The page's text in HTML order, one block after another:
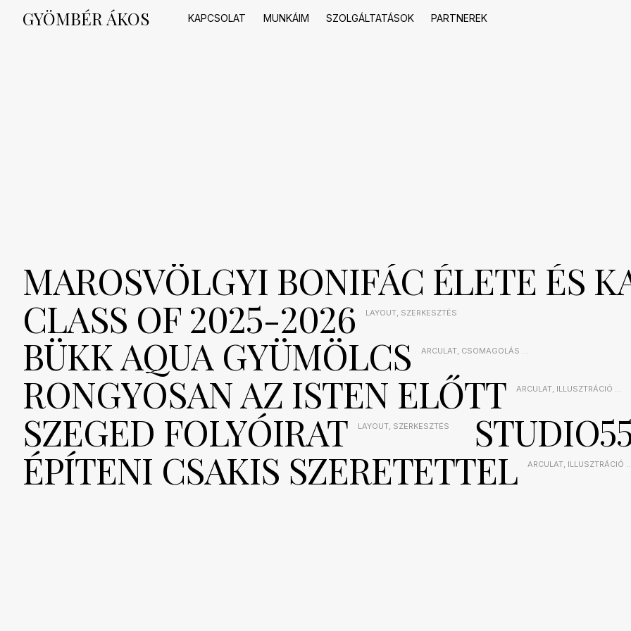
GYÖMBÉR ÁKOS KAPCSOLAT MUNKÁIM SZOLGÁLTATÁSOK PARTNEREK
MAROSVÖLGYI BONIFÁC ÉLETE ÉS
CLASS OF 2025-2026 LAYOUT, SZERKESZTÉS
BÜKK AQUA GYÜMÖLCS ARCULAT, CSOMAGOLÁS
RONGYOSAN AZ ISTEN ELŐTT ARCULAT ILLUSZTRÁCIÓ
SZEGED FOLYÓIRAT LAYOUT, SZERKESZTÉS
ÉPÍTENI CSAKIS SZERETETTEL ARCULAT, ILLUSZTRÁCIÓ ...